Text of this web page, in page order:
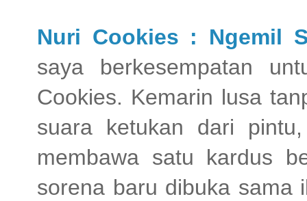
Nuri Cookies : Ngemil
saya berkesempatan
Cookies. Kemarin lusa
suara ketukan dari
membawa satu kardus
sorena baru dibuka sama